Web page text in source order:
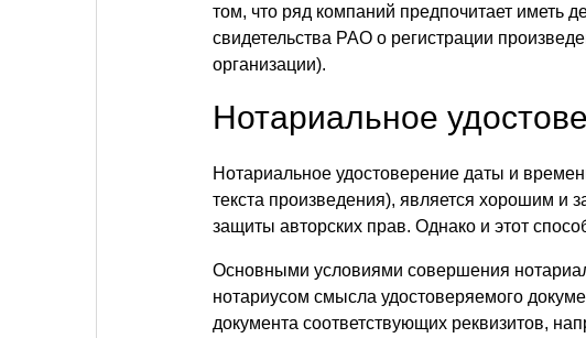
том, что ряд компаний предпочитает иметь
свидетельства РАО о регистрации
организации).
Нотариальное
Нотариальное удостоверение даты и
текста произведения), является хорошим и
защиты авторских прав. Однако и этот
Основными условиями совершения
нотариусом смысла удостоверяемого
документа соответствующих реквизитов,